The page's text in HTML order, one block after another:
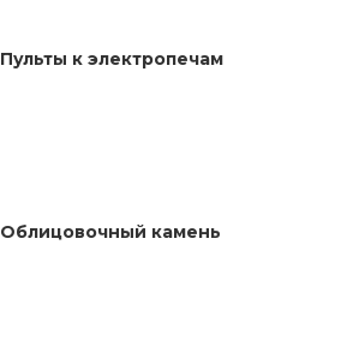
Пульты к электропечам
Облицовочный камень